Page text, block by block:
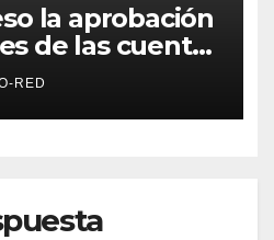
la aprobación
de las cuentas
ejercicio
RED